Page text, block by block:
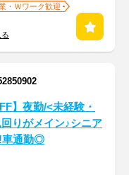
・Ｗワーク歓迎
】夜勤/<未経験・
りがメイン♪シニア
車通勤◎